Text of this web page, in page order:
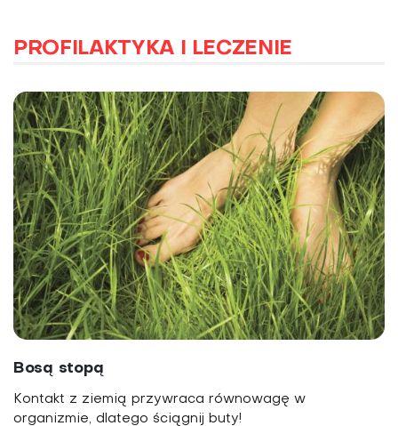
PROFILAKTYKA I LECZENIE
Bosą stopą
Kontakt z ziemią przywraca równowagę w
organizmie, dlatego ściągnij buty!